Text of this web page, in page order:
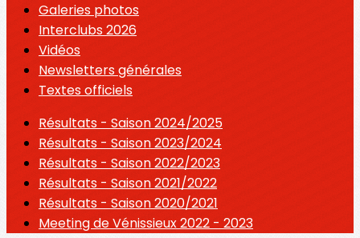
Galeries photos
Interclubs 2026
Vidéos
Newsletters générales
Textes officiels
Résultats - Saison 2024/2025
Résultats - Saison 2023/2024
Résultats - Saison 2022/2023
Résultats - Saison 2021/2022
Résultats - Saison 2020/2021
Meeting de Vénissieux 2022 - 2023